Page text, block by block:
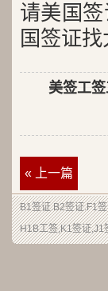
请美国
国签证
美签工
« 上一篇
B1签证.B2签证.F1
H1B工签,K1签证,J1